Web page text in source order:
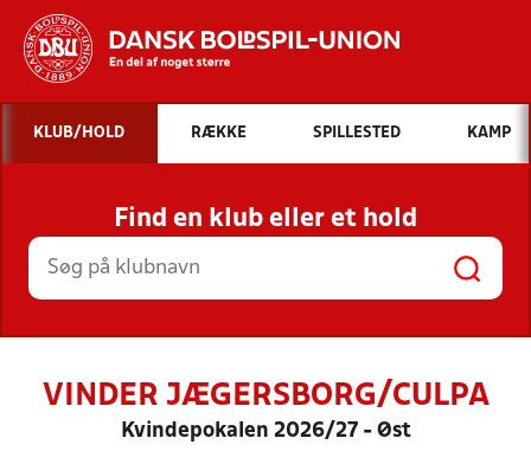
Hvad vil du søge efter?
INDHOLD OG NYHEDER
STILLINGER, RESULTATER, KLUBBER OG
HOLD
KLUB/HOLD RÆKKE SPILLESTED KAMP
Find en klub eller et hold
VINDER JÆGERSBORG/CULPA
Kvindepokalen 2026/27 - Øst